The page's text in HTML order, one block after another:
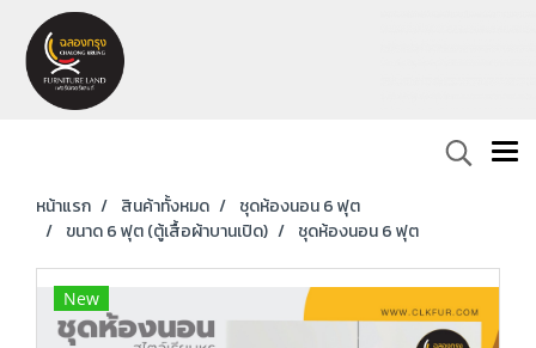
หน้าแรก สินค้าทั้งหมด
ชุดห้องนอน 6 ฟุต
ขนาด 6 ฟุต (ตู้เสื้อผ้าบานเปิด)
ชุดห้องนอน 6 ฟุต
New